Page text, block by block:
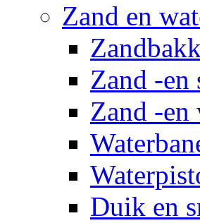
Zand en
Zand -en
Zand -en
Duik en